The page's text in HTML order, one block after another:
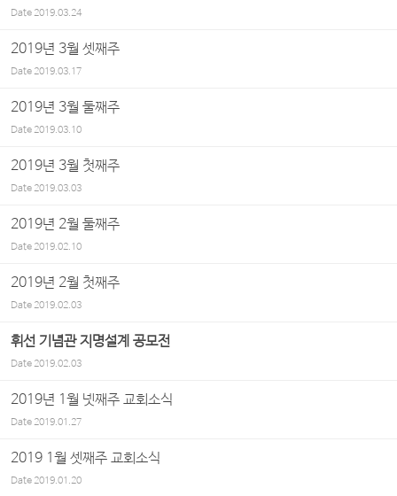
Date2019.03.24
2019년 3월 셋째주
Date2019.03.17
2019년 3월 둘째주
Date2019.03.10
2019년 3월 첫째주
Date2019.03.03
2019년 2월 둘째주
Date2019.02.10
2019년 2월 첫째주
Date2019.02.03
휘선 기념관 지명설계 공모전
Date2019.02.03
2019년 1월 넷째주 교회소식
Date2019.01.27
2019 1월 셋째주 교회소식
Date2019.01.20